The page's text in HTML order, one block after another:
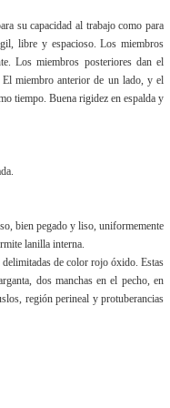
su capacidad al trabajo como para
libre y espacioso. Los miembros
Los miembros posteriores dan el
El miembro anterior de un lado, y el
tiempo. Buena rigidez en espalda y
bien pegado y liso, uniformemente
lanilla interna.
de color rojo óxido. Estas
dos manchas en el pecho, en
región perineal y protuberancias